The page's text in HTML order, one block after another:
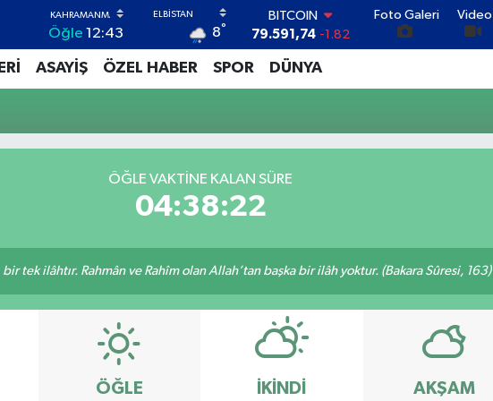
Öğle 12:43 8°
BITCOIN
79.591,74 -1.82
DOLAR
45,43620 0.02
EURO
61,60380 0.18
6862,09000
Foto Galeri Video
ASAYİŞ ÖZEL HABER SPOR DÜNYA
ÖĞLE VAKTİNE KALAN SÜRE
04:38:22
bir tek ilâhtır. Rahmân ve Rahîm olan Allah’tan başka bir ilâh yoktur. (Bakara Sûresi, 163)
ÖĞLE İKINDI AKŞAM